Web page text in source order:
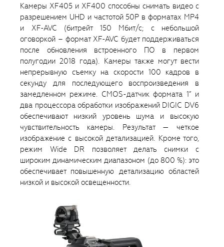
Камеры XF405 и XF400 способны снимать видео с
разрешением UHD и частотой 50P в форматах MP4
и XF-AVC (битрейт 150 Мбит/с; с небольшой
оговоркой – формат XF-AVC будет поддерживаться
после обновления встроенного ПО в первом
полугодии 2018 года). Камеры также могут вести
непрерывную съемку на скорости 100 кадров в
секунду для последующего воспроизведения в
замедленном режиме. CMOS-датчик формата 1” и
два процессора обработки изображений DIGIC DV6
обеспечивают низкий уровень шума и высокую
чувствительность камеры. Результат — четкое
изображение с высокой детализацией. Кроме того,
режим Wide DR позволяет делать снимки с
широким динамическим диапазоном (до 800 %): это
обеспечивает повышенную детализацию областей
низкой и высокой освещенности.